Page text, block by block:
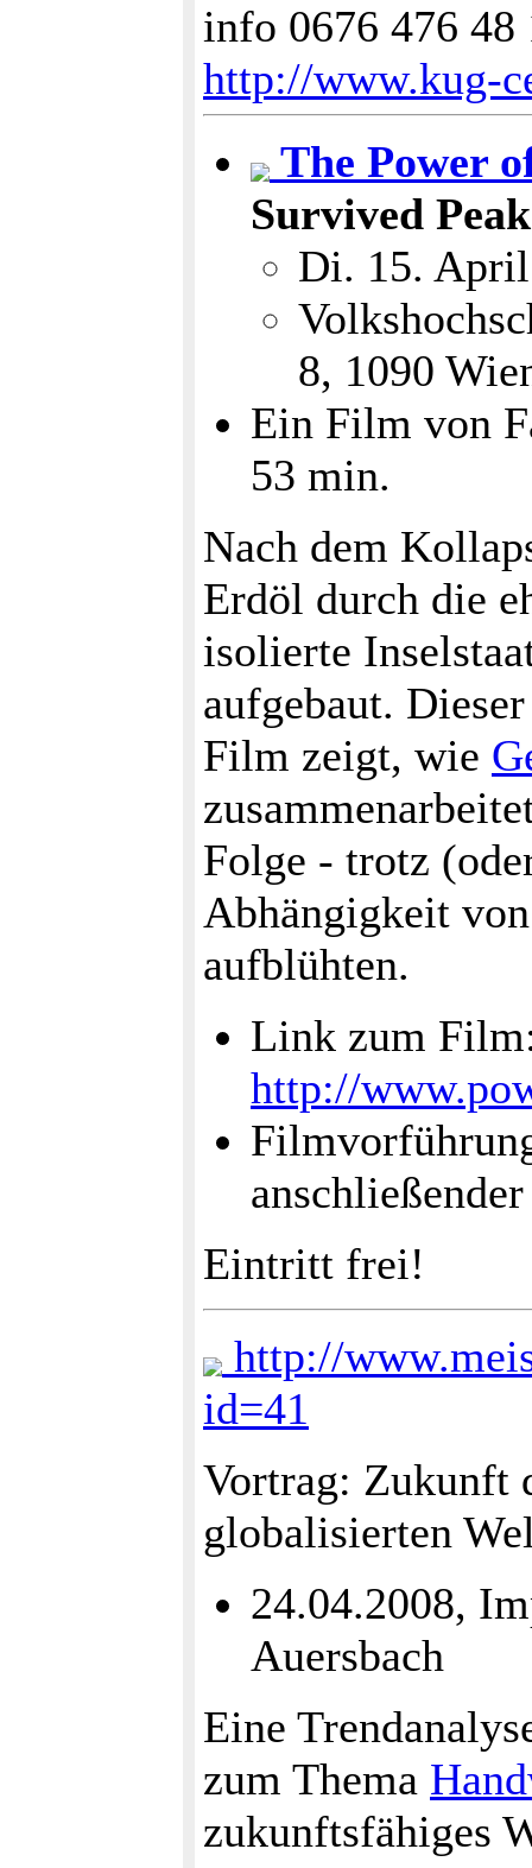
info 0676 476
http://www.kug-
The Power
Survived
Di. 15.
8, 1090
Ein Film von
53 min.
Nach dem
Erdöl durch die
isolierte
aufgebaut.
Film zeigt, wie
Folge - trotz
Abhängigkeit
aufblühten.
Link zum
http://
Eintritt frei!
http://
id=41
Vortrag: Zukunft
globalisierten
24.04.2008,
Auersbach
Eine
zum Thema
zukunftsfähiges